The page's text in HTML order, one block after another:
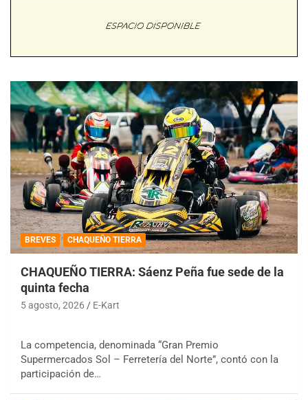
BREVES CHAQUEÑO TIERRA
CHAQUEÑO TIERRA: Sáenz Peña fue sede de la
quinta fecha
5 agosto, 2026 E-Kart
La competencia, denominada “Gran Premio
Supermercados Sol – Ferretería del Norte”, contó con la
participación de…